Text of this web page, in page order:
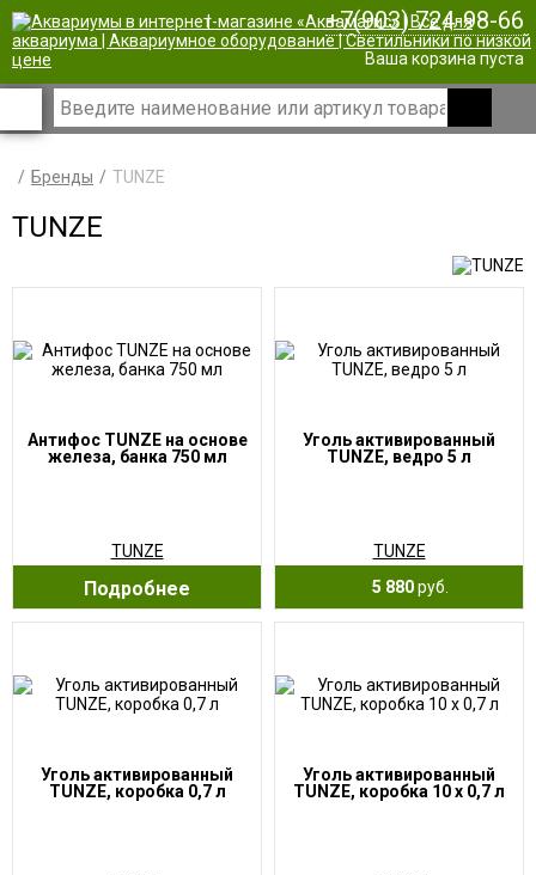
| +7(903) 724-98-66
Ваша корзина пуста
Бренды TUNZE
TUNZE
Антифос TUNZE на основе
железа, банка 750 мл
TUNZE
Подробнее
Уголь активированный
TUNZE, ведро 5 л
TUNZE
5 880руб.
Уголь активированный
TUNZE, коробка 0,7 л
Уголь активированный
TUNZE, коробка 10 х 0,7 л